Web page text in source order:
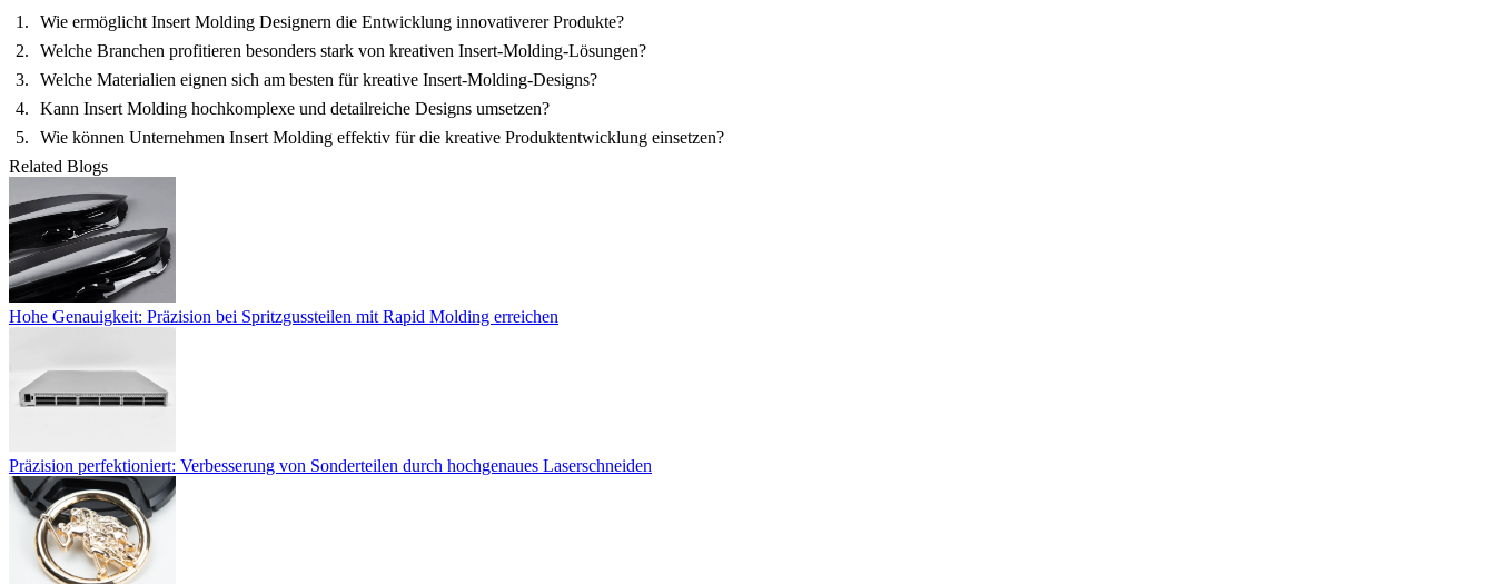
Wie ermöglicht Insert Molding Designern die Entwicklung innovativerer Produkte?
Welche Branchen profitieren besonders stark von kreativen Insert-Molding-Lösungen?
Welche Materialien eignen sich am besten für kreative Insert-Molding-Designs?
Kann Insert Molding hochkomplexe und detailreiche Designs umsetzen?
Wie können Unternehmen Insert Molding effektiv für die kreative Produktentwicklung einsetzen?
Related Blogs
Hohe Genauigkeit: Präzision bei Spritzgussteilen mit Rapid Molding erreichen
Präzision perfektioniert: Verbesserung von Sonderteilen durch hochgenaues Laserschneiden